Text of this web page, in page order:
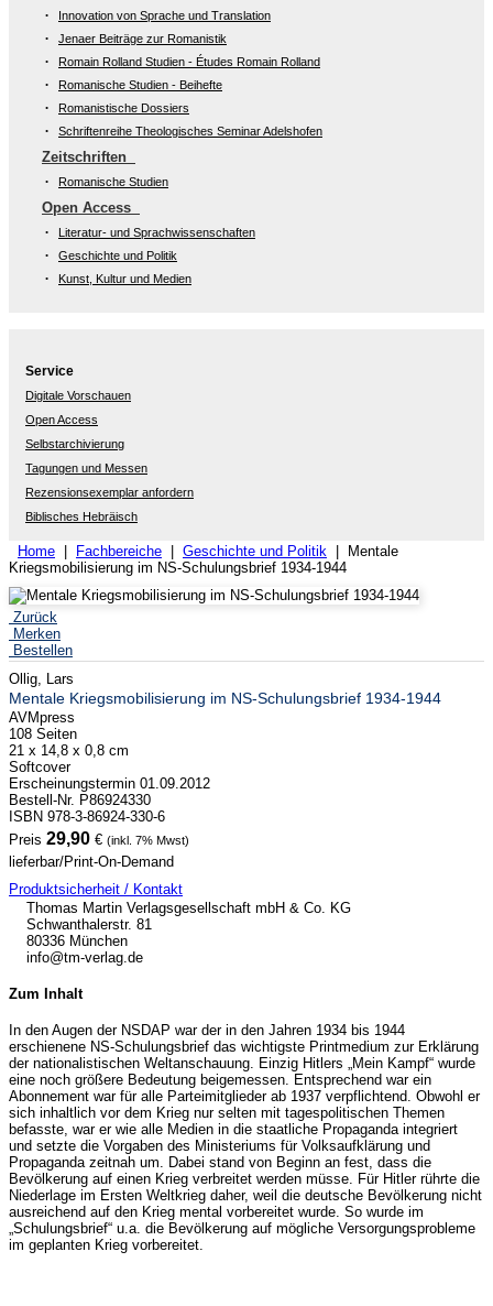
Innovation von Sprache und Translation
Jenaer Beiträge zur Romanistik
Romain Rolland Studien - Études Romain Rolland
Romanische Studien - Beihefte
Romanistische Dossiers
Schriftenreihe Theologisches Seminar Adelshofen
Zeitschriften
Romanische Studien
Open Access
Literatur- und Sprachwissenschaften
Geschichte und Politik
Kunst, Kultur und Medien
Service
Digitale Vorschauen
Open Access
Selbstarchivierung
Tagungen und Messen
Rezensionsexemplar anfordern
Biblisches Hebräisch
Home Fachbereiche Geschichte und Politik | Mentale
Kriegsmobilisierung im NS-Schulungsbrief 1934-1944
Zurück
Merken
Bestellen
Ollig, Lars
Mentale Kriegsmobilisierung im NS-Schulungsbrief 1934-1944
AVMpress
108 Seiten
21 x 14,8 x 0,8 cm
Softcover
Erscheinungstermin 01.09.2012
Bestell-Nr. P86924330
ISBN 978-3-86924-330-6
Preis 29,90 € (inkl. 7% Mwst)
lieferbar/Print-On-Demand
Produktsicherheit / Kontakt
Thomas Martin Verlagsgesellschaft mbH & Co. KG
Schwanthalerstr. 81
80336 München
info@tm-verlag.de
Zum Inhalt
In den Augen der NSDAP war der in den Jahren 1934 bis 1944
erschienene NS-Schulungsbrief das wichtigste Printmedium zur Erklärung
der nationalistischen Weltanschauung. Einzig Hitlers „Mein Kampf“ wurde
eine noch größere Bedeutung beigemessen. Entsprechend war ein
Abonnement war für alle Parteimitglieder ab 1937 verpflichtend. Obwohl er
sich inhaltlich vor dem Krieg nur selten mit tagespolitischen Themen
befasste, war er wie alle Medien in die staatliche Propaganda integriert
und setzte die Vorgaben des Ministeriums für Volksaufklärung und
Propaganda zeitnah um. Dabei stand von Beginn an fest, dass die
Bevölkerung auf einen Krieg verbreitet werden müsse. Für Hitler rührte die
Niederlage im Ersten Weltkrieg daher, weil die deutsche Bevölkerung nicht
ausreichend auf den Krieg mental vorbereitet wurde. So wurde im
„Schulungsbrief“ u.a. die Bevölkerung auf mögliche Versorgungsprobleme
im geplanten Krieg vorbereitet.